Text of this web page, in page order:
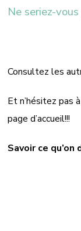
Ne seriez-
Consultez les
Et n’hésitez pas
page d’accueil!!!
Savoir ce